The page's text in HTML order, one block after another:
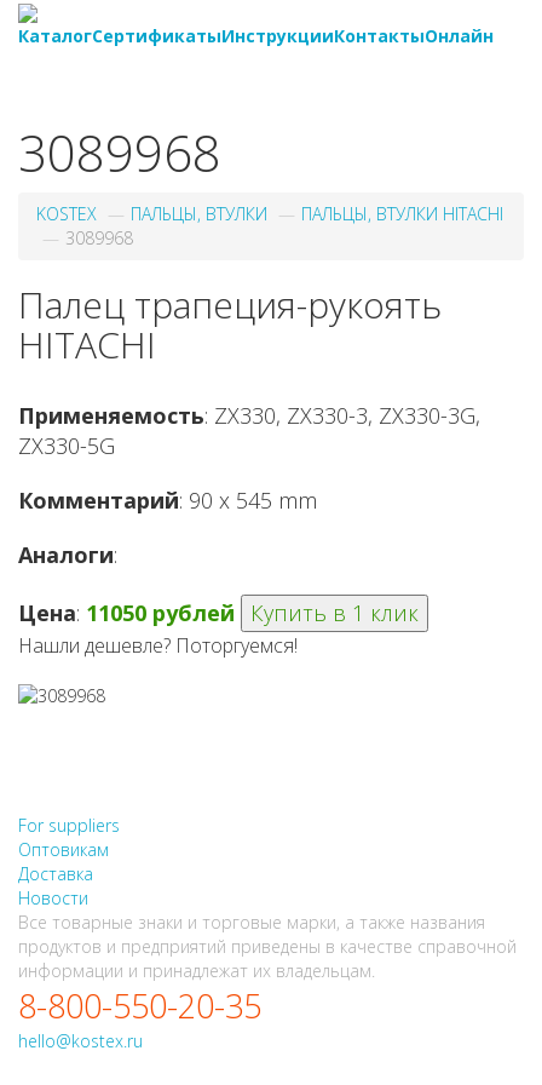
КаталогСертификатыИнструкцииКонтактыОнлайн
3089968
KOSTEX ПАЛЬЦЫ, ВТУЛКИ
ПАЛЬЦЫ, ВТУЛКИ HITACHI
3089968
Палец трапеция-рукоять
HITACHI
Применяемость: ZX330, ZX330-3, ZX330-3G,
ZX330-5G
Комментарий: 90 x 545 mm
Аналоги:
Цена: 11050 рублей Купить в 1 клик
Нашли дешевле? Поторгуемся!
For suppliers
Оптовикам
Доставка
Новости
Все товарные знаки и торговые марки, а также названия
продуктов и предприятий приведены в качестве справочной
информации и принадлежат их владельцам.
8-800-550-20-35
hello@kostex.ru